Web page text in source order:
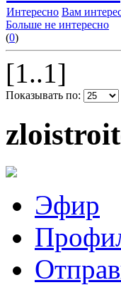
Интересно Вам
Больше не интересно
(0)
[1..1]
Показывать по:
Эфир